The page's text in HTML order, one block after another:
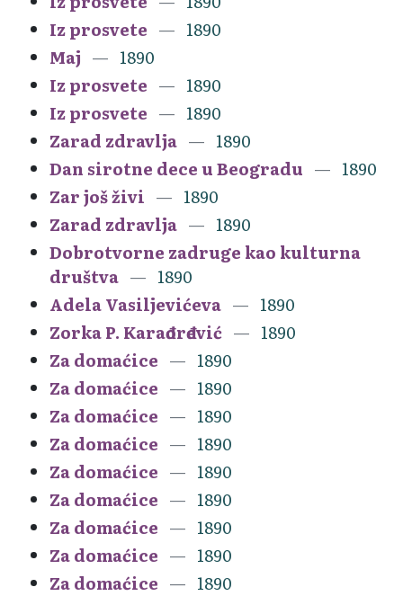
Iz prosvete
1890
Maj
1890
Iz prosvete
1890
Iz prosvete
1890
Zarad zdravlja
1890
Dan sirotne dece u Beogradu
1890
Zar još živi
1890
Zarad zdravlja
1890
Dobrotvorne zadruge kao kulturna
društva
1890
Adela Vasiljevićeva
1890
Zorka P. Karađorđević
1890
Za domaćice
1890
Za domaćice
1890
Za domaćice
1890
Za domaćice
1890
Za domaćice
1890
Za domaćice
1890
Za domaćice
1890
Za domaćice
1890
Za domaćice
1890